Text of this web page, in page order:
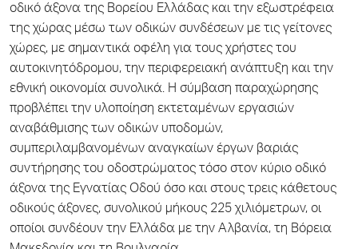
οδικό άξονα της Βορείου Ελλάδας και την εξωστρέφεια
της χώρας μέσω των οδικών συνδέσεων με τις γείτονες
χώρες, με σημαντικά οφέλη για τους χρήστες του
αυτοκινητόδρομου, την περιφερειακή ανάπτυξη και την
εθνική οικονομία συνολικά. Η σύμβαση παραχώρησης
προβλέπει την υλοποίηση εκτεταμένων εργασιών
αναβάθμισης των οδικών υποδομών,
συμπεριλαμβανομένων αναγκαίων έργων βαριάς
συντήρησης του οδοστρώματος τόσο στον κύριο οδικό
άξονα της Εγνατίας Οδού όσο και στους τρεις κάθετους
οδικούς άξονες, συνολικού μήκους 225 χιλιόμετρων, οι
οποίοι συνδέουν την Ελλάδα με την Αλβανία, τη Βόρεια